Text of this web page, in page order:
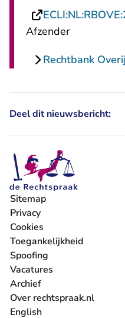
Afzender
Rechtbank
Deel dit nieuwsbericht:
Sitemap
Privacy
Cookies
Toegankelijkheid
Spoofing
Vacatures
- U verlaat Rechtspraak.nl
Archief
Over rechtspraak.nl
English